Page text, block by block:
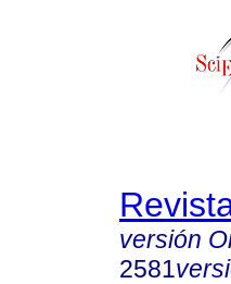
versión
2581